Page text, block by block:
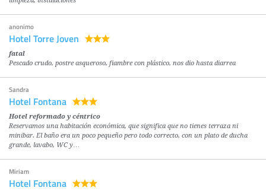
anonimo
Hotel Torre Joven
fatal
Pescado crudo, postre asqueroso, fiambre con plástico, nos dio hasta diarrea
Sandra
Hotel Fontana
Hotel reformado y céntrico
Reservamos una habitación económica, que significa que no tienes terraza ni
minibar. El baño era un poco pequeño pero todo correcto, con un plato de ducha
grande, lavabo, WC y…
Miriam
Hotel Fontana